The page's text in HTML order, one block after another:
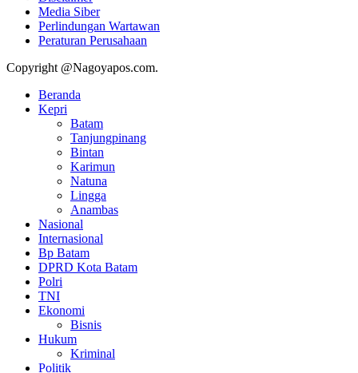
Media Siber
Perlindungan Wartawan
Peraturan Perusahaan
Copyright @Nagoyapos.com.
Beranda
Kepri
Batam
Tanjungpinang
Bintan
Karimun
Natuna
Lingga
Anambas
Nasional
Internasional
Bp Batam
DPRD Kota Batam
Polri
TNI
Ekonomi
Bisnis
Hukum
Kriminal
Politik